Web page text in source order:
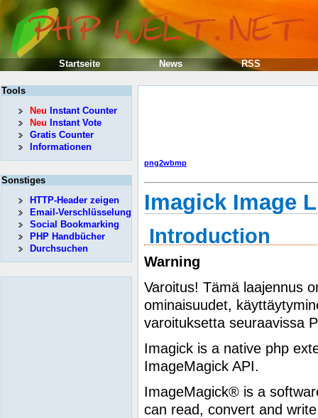
png2wbmp
Imagick Image
Introduction
Warning
Varoitus! Tämä laajennus
ominaisuudet,
varoituksetta seuraavissa
Imagick is a native php
ImageMagick API.
ImageMagick® is a
can read, convert and
Tools
Neu Instant Counter
Neu Instant Vote
Gratis Counter
Informationen
Sonstiges
HTTP-Header zeigen
Email-Verschlüsselung
Social Bookmarking
PHP Handbücher
Durchsuchen
Startseite News RSS